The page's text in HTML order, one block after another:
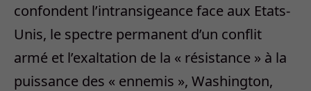
confondent l’intransigeance face aux Etats-
Unis, le spectre permanent d’un conflit
armé et l’exaltation de la « résistance » à la
puissance des « ennemis », Washington,